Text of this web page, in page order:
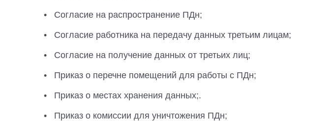
Согласие на распространение ПДн;
Согласие работника на передачу данных третьим лицам;
Согласие на получение данных от третьих лиц;
Приказ о перечне помещений для работы с ПДн;
Приказ о местах хранения данных;.
Приказ о комиссии для уничтожения ПДн;